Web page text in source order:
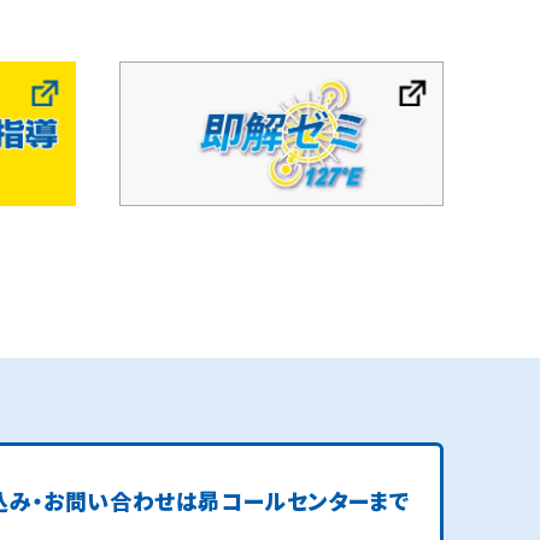
み・お問い合わせは昴コールセンターまで